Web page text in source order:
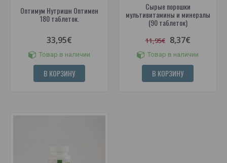
Оптимум Нутришн Оптимен
180 таблеток.
33,95€
Товар в наличии
В КОРЗИНУ
Сырые порошки
мультивитамины и минералы
(90 таблеток)
11,95€ 8,37€
Товар в наличии
В КОРЗИНУ